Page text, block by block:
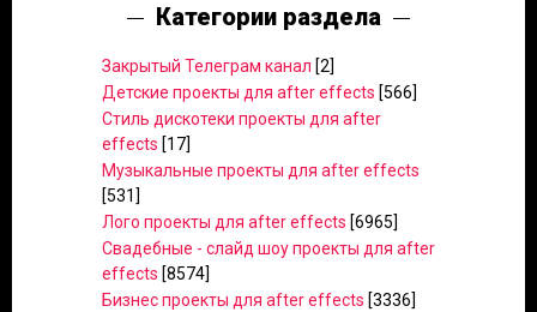
Категории раздела
Закрытый Телеграм канал [2]
Детские проекты для after effects [566]
Стиль дискотеки проекты для after
effects [17]
Музыкальные проекты для after effects
[531]
Лого проекты для after effects [6965]
Свадебные - слайд шоу проекты для after
effects [8574]
Бизнес проекты для after effects [3336]